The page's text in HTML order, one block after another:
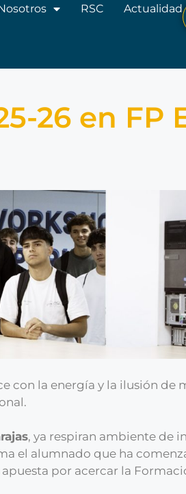
RSC Actualidad
26 en FP
con la energía y la ilusión de
, ya respiran ambiente de
el alumnado que ha
por acercar la